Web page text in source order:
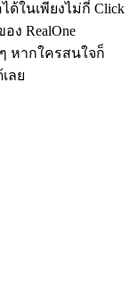
ในเพียงไม่กี่ Click
ง RealOne
ๆ หากใครสนใจก็
ลย